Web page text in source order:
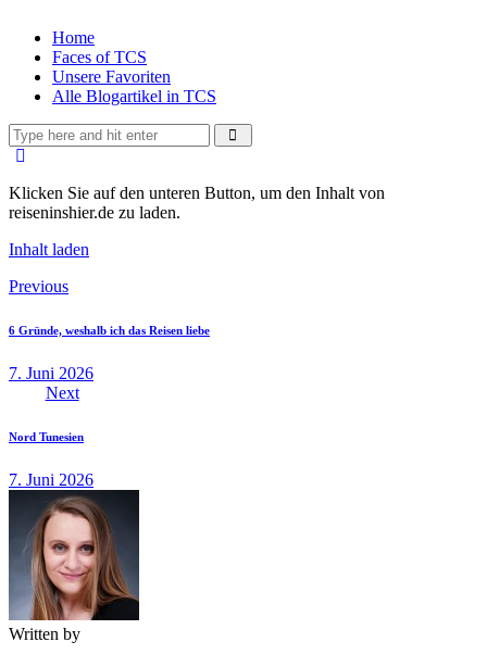
Home
Faces of TCS
Unsere Favoriten
Alle Blogartikel in TCS
Klicken Sie auf den unteren Button, um den Inhalt von
reiseninshier.de zu laden.
Inhalt laden
Beitragsnavigation
Previous
6 Gründe, weshalb ich das Reisen liebe
7. Juni 2026
Next
Nord Tunesien
7. Juni 2026
Written by